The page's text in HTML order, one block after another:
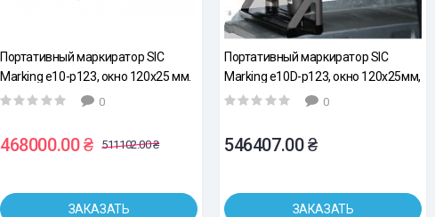
Портативный маркиратор SIC
Marking e10-p123, окно 120х25 мм.
0
468000.00 ₴ 511102.00 ₴
ЗАКАЗАТЬ
Портативный маркиратор SIC
Marking e10D-p123, окно 120х25мм,
кабель 7.5м
0
546407.00 ₴
ЗАКАЗАТЬ